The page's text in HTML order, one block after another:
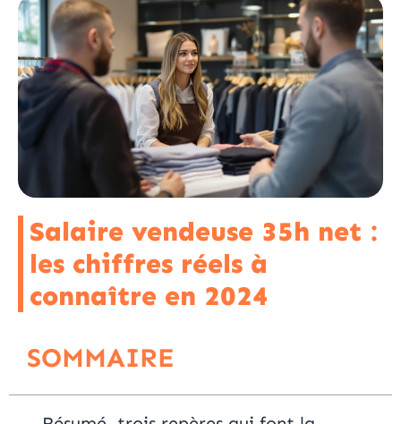
Salaire vendeuse 35h net :
les chiffres réels à
connaître en 2024
SOMMAIRE